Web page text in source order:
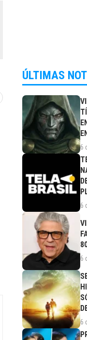
ÚLTIMAS
6
6
6
6